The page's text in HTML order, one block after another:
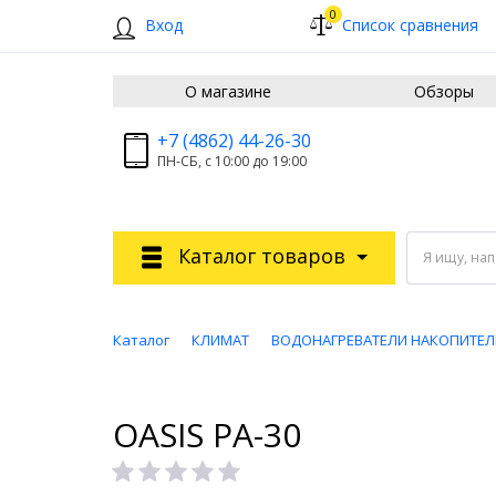
Вход 0 Список сравнения
О магазине Обзоры
+7 (4862) 44-26-30
ПН-СБ, с 10:00 до 19:00
Я ищу,
Каталог товаров
Каталог КЛИМАТ ВОДОНАГРЕВАТЕЛИ
OASIS PA-30